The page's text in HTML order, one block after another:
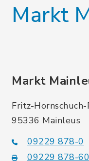
Markt
Markt
Fritz-
95336 Mainleus
09229 878-0
09229 878-60